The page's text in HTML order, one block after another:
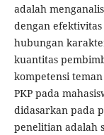
adalah
dengan
hubungan
kuantitas
kompetensi
PKP pada
didasarkan pada
penelitian adalah